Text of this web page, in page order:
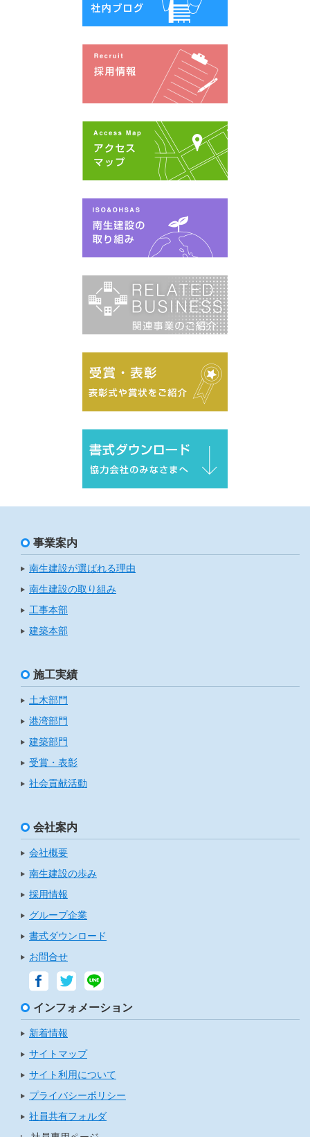
事業案内
南生建設が選ばれる理由
南生建設の取り組み
工事本部
建築本部
施工実績
土木部門
港湾部門
建築部門
受賞・表彰
社会貢献活動
会社案内
会社概要
南生建設の歩み
採用情報
グループ企業
書式ダウンロード
お問合せ
インフォメーション
新着情報
サイトマップ
サイト利用について
プライバシーポリシー
社員共有フォルダ